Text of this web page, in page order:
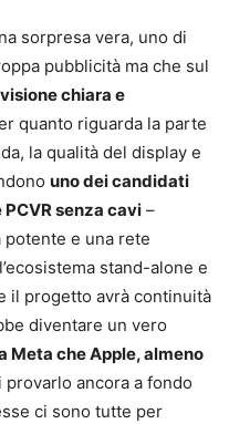
sorpresa vera, uno di
pubblicità ma che sul
chiara e
quanto riguarda la parte
la qualità del display e
uno dei candidati
senza cavi –
potente e una rete
stand-alone e
il progetto avrà continuità
diventare un vero
Meta che Apple, almeno
provarlo ancora a fondo
ci sono tutte per